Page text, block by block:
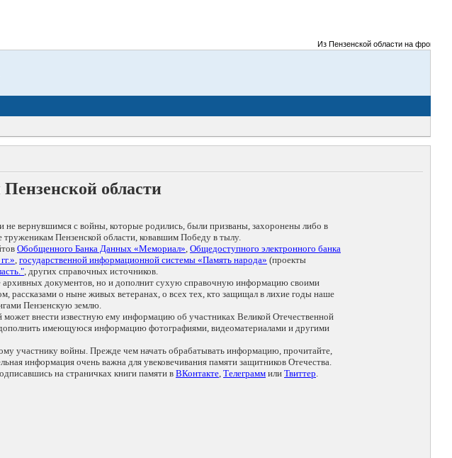
Из Пензенской области на фронты
области
вернувшимся с войны, которые родились, были призваны, захоронены либо в
Пензенской области, ковавшим Победу в тылу.
Обобщенного Банка Данных «Мемориал», Общедоступного электронного банка
, государственной информационной системы «Память народа» (проекты
, других справочных источников.
архивных документов, но и дополнит сухую справочную информацию своими
рассказами о ныне живых ветеранах, о всех тех, кто защищал в лихие годы наше
Пензенскую землю.
внести известную ему информацию об участниках Великой Отечественной
имеющуюся информацию фотографиями, видеоматериалами и другими
участнику войны. Прежде чем начать обрабатывать информацию, прочитайте,
информация очень важна для увековечивания памяти защитников Отечества.
на страничках книги памяти в ВКонтакте, Телеграмм или Твиттер.